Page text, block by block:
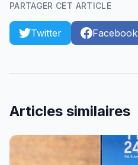
PARTAGER CET ARTICLE
Twitter Facebook
Articles similaires